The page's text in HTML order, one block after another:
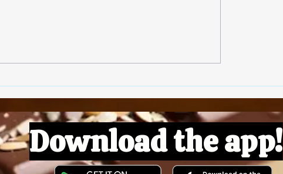
Download the app!